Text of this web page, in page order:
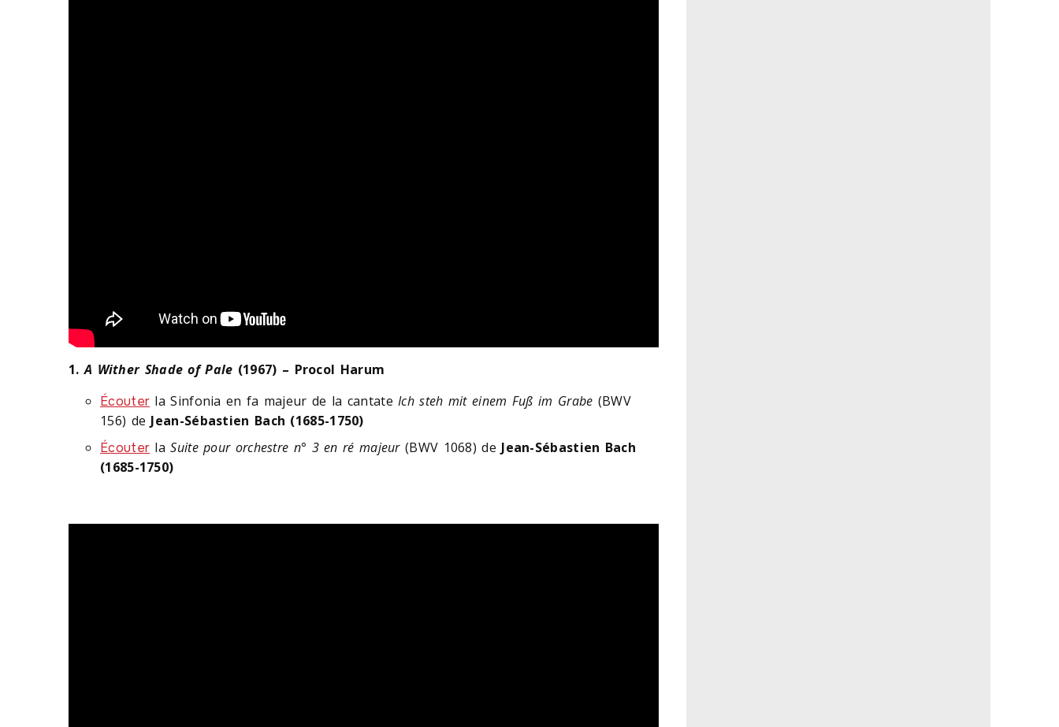
1.A Wither Shade of Pale (1967) – Procol Harum
Écouter la Sinfonia en fa majeur de la cantateIch steh mit einem Fuß im Grabe (BWV
156) de Jean-Sébastien Bach (1685-1750)
Écouter laSuite pour orchestre n° 3 en ré majeur(BWV 1068) de Jean-Sébastien Bach
(1685-1750)